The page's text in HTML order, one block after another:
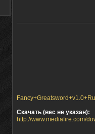
Скачать (вес не указан):
http://www.mediafire.com/